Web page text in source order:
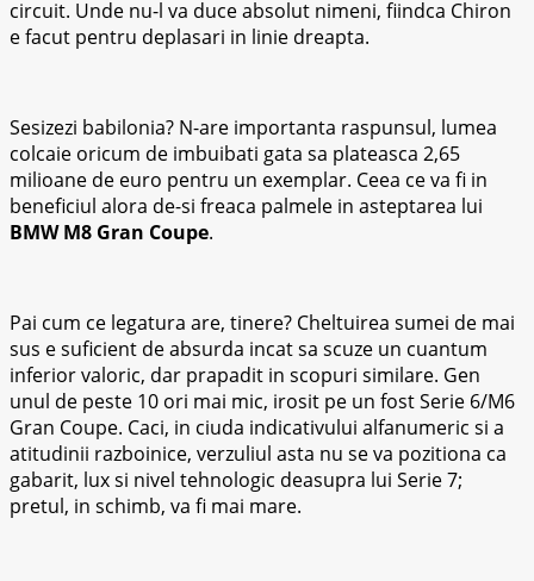
circuit. Unde nu-l va duce absolut nimeni, fiindca Chiron
e facut pentru deplasari in linie dreapta.
Sesizezi babilonia? N-are importanta raspunsul, lumea
colcaie oricum de imbuibati gata sa plateasca 2,65
milioane de euro pentru un exemplar. Ceea ce va fi in
beneficiul alora de-si freaca palmele in asteptarea lui
BMW M8 Gran Coupe.
Pai cum ce legatura are, tinere? Cheltuirea sumei de mai
sus e suficient de absurda incat sa scuze un cuantum
inferior valoric, dar prapadit in scopuri similare. Gen
unul de peste 10 ori mai mic, irosit pe un fost Serie 6/M6
Gran Coupe. Caci, in ciuda indicativului alfanumeric si a
atitudinii razboinice, verzuliul asta nu se va pozitiona ca
gabarit, lux si nivel tehnologic deasupra lui Serie 7;
pretul, in schimb, va fi mai mare.